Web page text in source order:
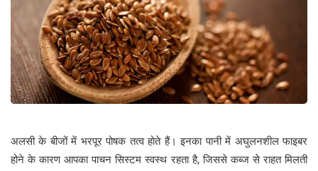
अलसी के बीजों में भरपूर पोषक तत्व होते हैं। इनका पानी में अघुलनशील फाइबर
होने के कारण आपका पाचन सिस्टम स्वस्थ रहता है, जिससे कब्ज से राहत मिलती